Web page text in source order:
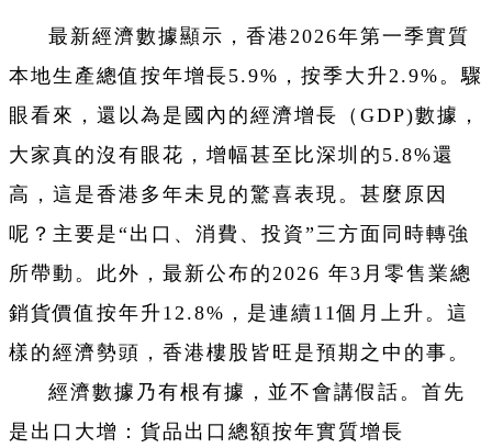
最新經濟數據顯示，香港2026年第一季實質
本地生產總值按年增長5.9%，按季大升2.9%。驟
眼看來，還以為是國內的經濟增長（GDP)數據，
大家真的沒有眼花，增幅甚至比深圳的5.8%還
高，這是香港多年未見的驚喜表現。甚麼原因
呢？主要是“出口、消費、投資”三方面同時轉強
所帶動。此外，最新公布的2026 年3月零售業總
銷貨價值按年升12.8%，是連續11個月上升。這
樣的經濟勢頭，香港樓股皆旺是預期之中的事。
經濟數據乃有根有據，並不會講假話。首先
是出口大增：貨品出口總額按年實質增長